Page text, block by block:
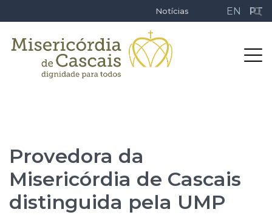
Notícias EN PT
Provedora da
Misericórdia de Cascais
distinguida pela UMP